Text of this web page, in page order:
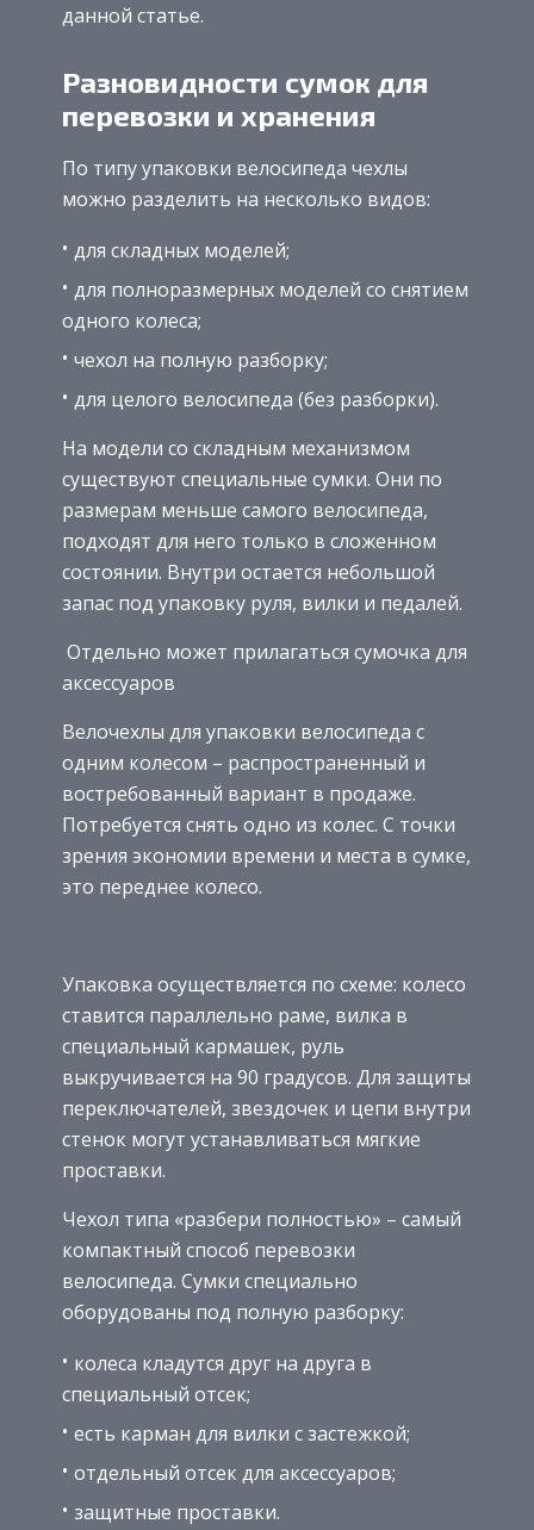
данной статье.
Разновидности сумок для
перевозки и хранения
По типу упаковки велосипеда чехлы
можно разделить на несколько видов:
для складных моделей;
для полноразмерных моделей со снятием
одного колеса;
чехол на полную разборку;
для целого велосипеда (без разборки).
На модели со складным механизмом
существуют специальные сумки. Они по
размерам меньше самого велосипеда,
подходят для него только в сложенном
состоянии. Внутри остается небольшой
запас под упаковку руля, вилки и педалей.
Отдельно может прилагаться сумочка для
аксессуаров
Велочехлы для упаковки велосипеда с
одним колесом – распространенный и
востребованный вариант в продаже.
Потребуется снять одно из колес. С точки
зрения экономии времени и места в сумке,
это переднее колесо.
Упаковка осуществляется по схеме: колесо
ставится параллельно раме, вилка в
специальный кармашек, руль
выкручивается на 90 градусов. Для защиты
переключателей, звездочек и цепи внутри
стенок могут устанавливаться мягкие
проставки.
Чехол типа «разбери полностью» – самый
компактный способ перевозки
велосипеда. Сумки специально
оборудованы под полную разборку:
колеса кладутся друг на друга в
специальный отсек;
есть карман для вилки с застежкой;
отдельный отсек для аксессуаров;
защитные проставки.